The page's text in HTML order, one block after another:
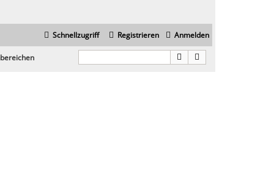
Schnellzugriff Anmelden
Registrieren